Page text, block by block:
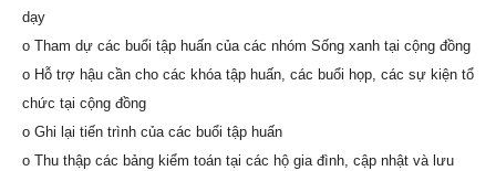
dạy
o Tham dự các buổi tập huấn của các nhóm Sống xanh tại cộng đồng
o Hỗ trợ hậu cần cho các khóa tập huấn, các buổi họp, các sự kiện tổ
chức tại cộng đồng
o Ghi lại tiến trình của các buổi tập huấn
o Thu thập các bảng kiểm toán tại các hộ gia đình, cập nhật và lưu